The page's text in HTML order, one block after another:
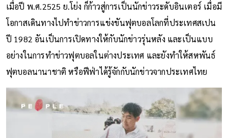
เมื่อปี พ.ศ.2525 ย.โย่ง ก็ก้าวสู่การเป็นนักข่าวระดับอินเตอร์ เมื่อมี
โอกาสเดินทางไปทำข่าวการแข่งขันฟุตบอลโลกที่ประเทศสเปน
ปี 1982 อันเป็นการเปิดทางให้กับนักข่าวรุ่นหลัง และเป็นแบบ
อย่างในการทำข่าวฟุตบอลในต่างประเทศ และยังทำให้สหพันธ์
ฟุตบอลนานาชาติ หรือฟีฟ่าได้รู้จักกับนักข่าวจากประเทศไทย